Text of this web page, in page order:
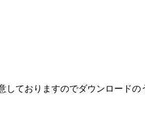
ておりますのでダウンロードの